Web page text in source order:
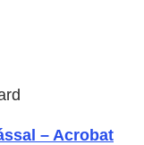
– Acrobat